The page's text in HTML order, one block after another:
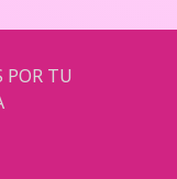
POR TU